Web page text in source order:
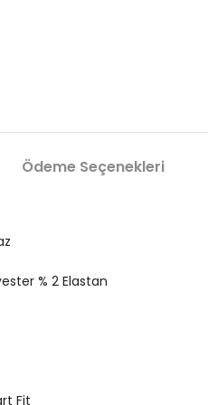
Ödeme Seçenekleri
% 2 Elastan
Fit